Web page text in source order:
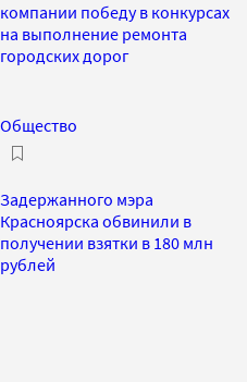
компании победу в конкурсах
на выполнение ремонта
городских дорог
Общество
Задержанного мэра
Красноярска обвинили в
получении взятки в 180 млн
рублей